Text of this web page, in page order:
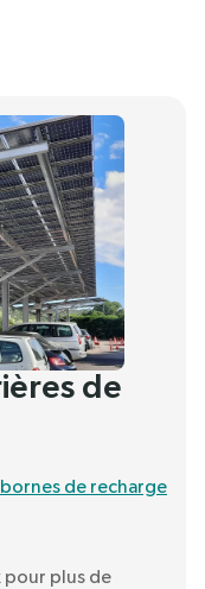
de
de recharge
pour plus de